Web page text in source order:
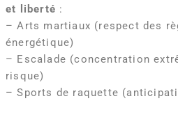
et liberté :
– Arts martiaux (respect des
énergétique)
– Escalade (concentration
risque)
– Sports de raquette